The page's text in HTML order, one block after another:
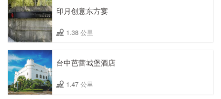
印月创意东方宴
1.38 公里
台中芭蕾城堡酒店
1.47 公里